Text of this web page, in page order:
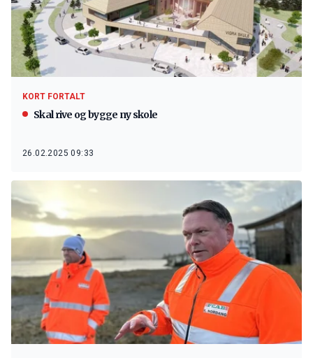
KORT FORTALT
Skal rive og bygge ny skole
26.02.2025 09:33